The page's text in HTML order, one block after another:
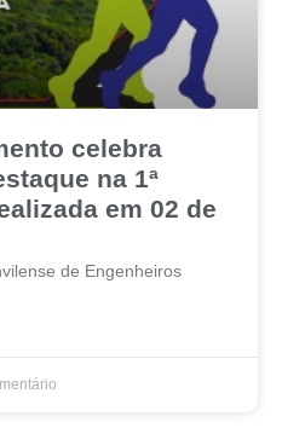
celebra
na 1ª
em 02 de
de Engenheiros